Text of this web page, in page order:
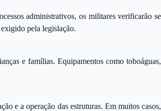
administrativos, os militares verificarão se
pela legislação.
e famílias. Equipamentos como toboáguas,
e a operação das estruturas. Em muitos casos,